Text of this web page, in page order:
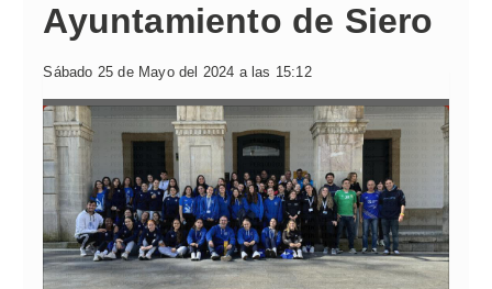
Ayuntamiento de Siero
Sábado 25 de Mayo del 2024 a las 15:12